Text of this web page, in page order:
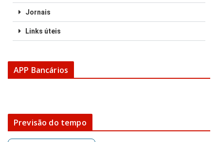
Jornais
Links úteis
APP Bancários
Previsão do tempo